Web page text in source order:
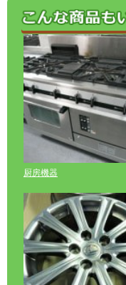
厨房機器